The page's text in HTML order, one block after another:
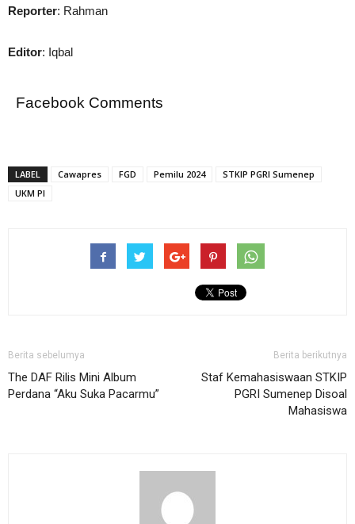
Reporter: Rahman
Editor: Iqbal
Facebook Comments
LABEL Cawapres FGD Pemilu 2024
STKIP PGRI Sumenep
UKM PI
Berita sebelumya
The DAF Rilis Mini Album
Perdana “Aku Suka Pacarmu”
Berita berikutnya
Staf Kemahasiswaan STKIP
PGRI Sumenep Disoal
Mahasiswa